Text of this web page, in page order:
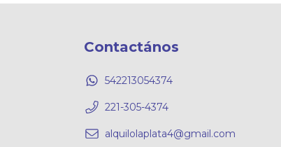
Contactános
542213054374
221-305-4374
alquilolaplata4@gmail.com